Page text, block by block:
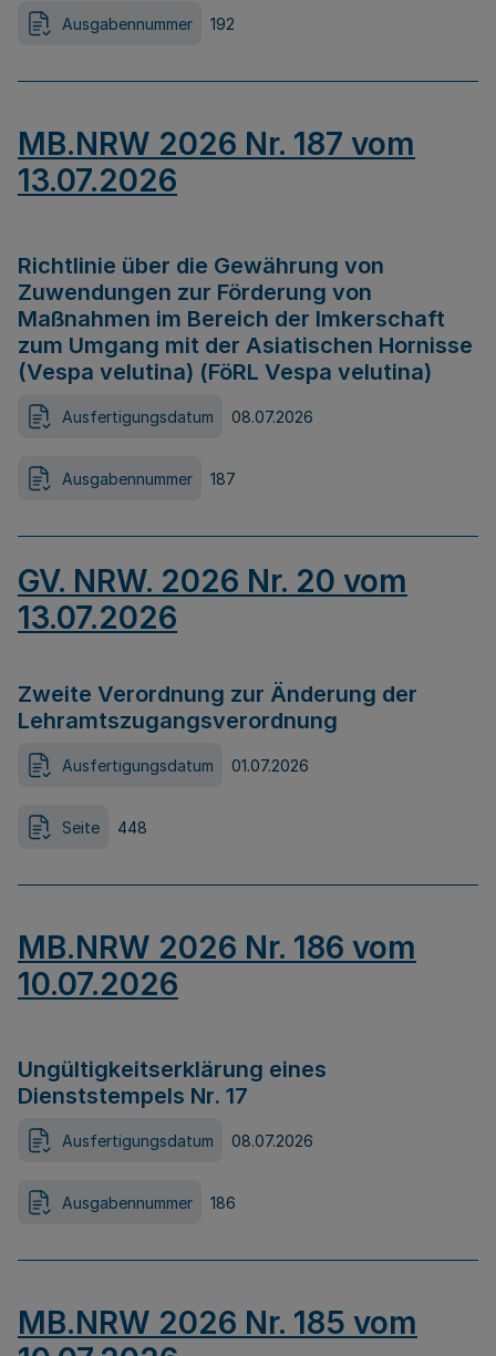
Ausgabennummer 192
MB.NRW 2026 Nr. 187 vom
13.07.2026
Richtlinie über die Gewährung von
Zuwendungen zur Förderung von
Maßnahmen im Bereich der Imkerschaft
zum Umgang mit der Asiatischen Hornisse
(Vespa velutina) (FöRL Vespa velutina)
Ausfertigungsdatum 08.07.2026
Ausgabennummer 187
GV. NRW. 2026 Nr. 20 vom
13.07.2026
Zweite Verordnung zur Änderung der
Lehramtszugangsverordnung
Ausfertigungsdatum 01.07.2026
Seite 448
MB.NRW 2026 Nr. 186 vom
10.07.2026
Ungültigkeitserklärung eines
Dienststempels Nr. 17
Ausfertigungsdatum 08.07.2026
Ausgabennummer 186
MB.NRW 2026 Nr. 185 vom